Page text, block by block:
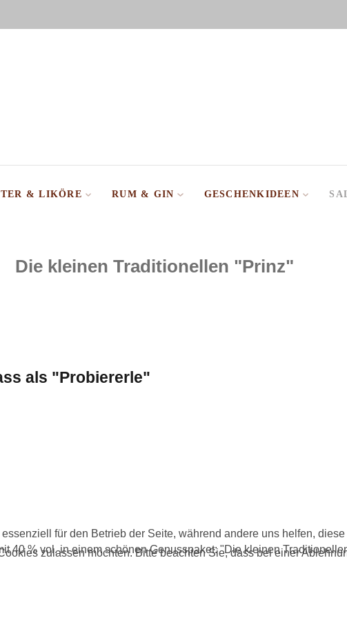
& LIKÖRE RUM & GIN GESCHENKIDEEN
Die kleinen Traditionellen "Prinz"
als "Probiererle"
40 % vol. in einem schönen Genusspaket: "Die kleinen
für den Betrieb der Seite, während andere uns helfen,
zulassen möchten. Bitte beachten Sie, dass bei einer